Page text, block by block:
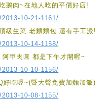
鵝肉~在地人吃的平價好店!
10-21-1161/
級生菜 老麵麵包 還有手工派!
10-14-1158/
甲肉圓 都是下午才開喔~
10-10-1156/
好吃喔~(暨大聲免費加麵加飯)
10-08-1155/